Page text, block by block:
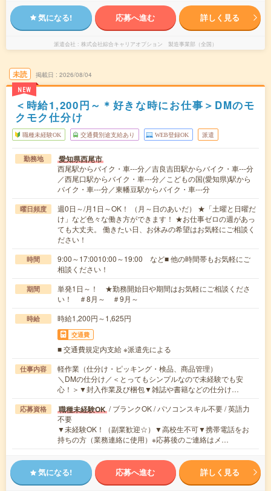
気になる! 応募へ進む 詳しく見る
派遣会社 株式会社綜合キャリアオプション 製造事業部（全国）
未読
NEW
掲載日 2026/08/04
＜時給1,200円～＊好きな時にお仕事＞DMのモ
クモク仕分け
職種未経験OK 交通費別途支給あり WEB登録OK 派遣
勤務地 愛知県西尾市
西尾駅からバイク・車---分／吉良吉田駅からバイク・車---分
／西尾口駅からバイク・車---分／こどもの国(愛知県)駅から
バイク・車---分／東幡豆駅からバイク・車---分
曜日頻度
週0日～/月1日～OK！ （月～日のあいだ） ★「土曜と日曜だ
け」など色々な働き方ができます！ ★お仕事ゼロの週があっ
ても大丈夫。 働きたい日、お休みの希望はお気軽にご相談く
ださい！
時間
9:00～17:0010:00～19:00 など■ 他の時間帯もお気軽にご
相談ください！
期間
単発1日～！ ★勤務開始日や期間はお気軽にご相談くださ
い！ ＃8月～ ＃9月～
時給 時給1,200円～1,625円
交通費
■ 交通費規定内支給 ※派遣先による
仕事内容
軽作業（仕分け・ピッキング・検品、商品管理）
＼DMの仕分け／＜とってもシンプルなので未経験でも安
心！＞▼封入作業及び梱包▼雑誌や書籍などの仕分け…
応募資格 職種未経験OK / ブランクOK / パソコンスキル不要 / 英語力
不要
▼未経験OK！（副業歓迎☆）▼高校生不可▼携帯電話をお
持ちの方（業務連絡に使用）※応募後のご連絡はメ…
気になる! 応募へ進む 詳しく見る